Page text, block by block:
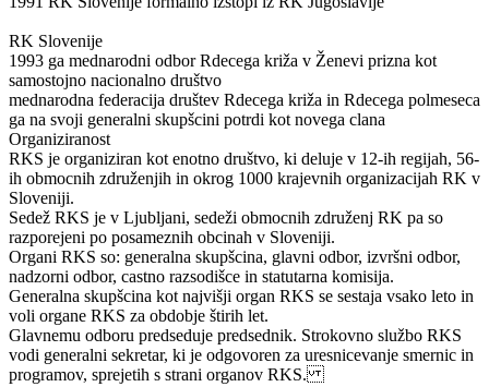
RK Slovenije
1993 ga mednarodni odbor Rdecega križa v Ženevi prizna kot
samostojno nacionalno društvo
mednarodna federacija društev Rdecega križa in Rdecega polmeseca
ga na svoji generalni skupšcini potrdi kot novega clana
Organiziranost
RKS je organiziran kot enotno društvo, ki deluje v 12-ih regijah, 56-
ih obmocnih združenjih in okrog 1000 krajevnih organizacijah RK v
Sloveniji.
Sedež RKS je v Ljubljani, sedeži obmocnih združenj RK pa so
razporejeni po posameznih obcinah v Sloveniji.
Organi RKS so: generalna skupšcina, glavni odbor, izvršni odbor,
nadzorni odbor, castno razsodišce in statutarna komisija.
Generalna skupšcina kot najvišji organ RKS se sestaja vsako leto in
voli organe RKS za obdobje štirih let.
Glavnemu odboru predseduje predsednik. Strokovno službo RKS
vodi generalni sekretar, ki je odgovoren za uresnicevanje smernic in
programov, sprejetih s strani organov RKS.